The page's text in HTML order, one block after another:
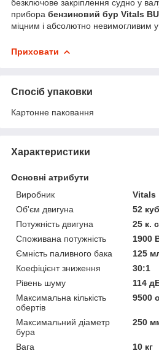
безключове закріплення судно у
прибора бензиновий бур Vitals
міцним і абсолютно невимогливим у
Приховати
Спосіб упаковки
Картонне паковання
Характеристики
Основні атрибути
Виробник
Vitals
Об'єм двигуна
52
Потужність двигуна
25 к.
Споживана потужність
1900
Ємність паливного бака
125
Коефіцієнт зниження
30:1
Рівень шуму
114
Максимальна кількість
обертів
9500
Максимальний діаметр
бура
250
Вага
10 кг